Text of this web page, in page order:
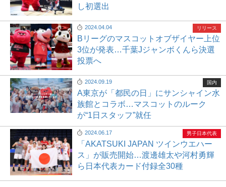
し初選出
2024.04.04
Bリーグのマスコットオブザイヤー上位
3位が発表…千葉Jジャンボくんら決選
投票へ
リリース
2024.09.19
A東京が「都民の日」にサンシャイン水
族館とコラボ…マスコットのルーク
が“1日スタッフ”就任
国内
2024.06.17
「AKATSUKI JAPAN ツインウエハー
ス」が販売開始…渡邊雄太や河村勇輝
ら日本代表カード付録全30種
男子日本代表